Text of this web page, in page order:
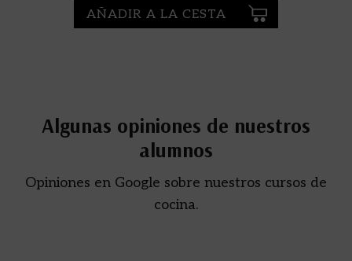
AÑADIR A LA CESTA
Algunas opiniones de nuestros
alumnos
Opiniones en Google sobre nuestros cursos de
cocina.